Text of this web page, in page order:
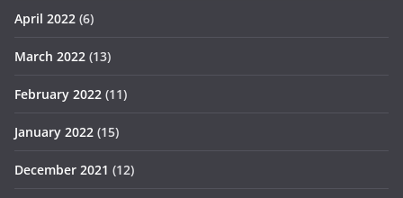
April 2022 (6)
March 2022 (13)
February 2022 (11)
January 2022 (15)
December 2021 (12)